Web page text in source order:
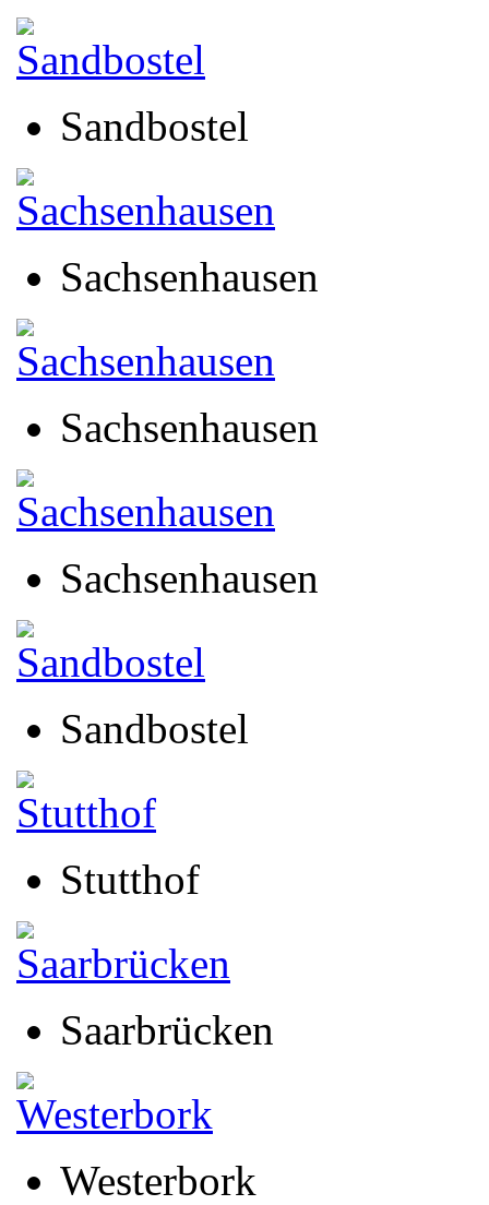
Sandbostel
Sachsenhausen
Sachsenhausen
Sachsenhausen
Sandbostel
Stutthof
Saarbrücken
Westerbork